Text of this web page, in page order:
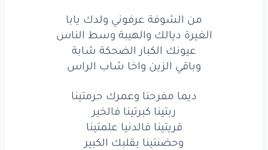
نتياروحينتياحبيبتي
آآآهآهيا مامتي
www.lyrics-arabic.com
من الشوفة عرفوني ولدك يابا
الغيرة ديالك والهيبة وسط الناس
عيونك الكبار الضحكة شابة
وباقي الزين واخا شاب الراس
ديما مفرحنا وعمرك حرمتينا
ربتينا كبرتينا فالخير
قريتينا فالدنيا علمتينا
وحضنتينا بقلبك الكبير